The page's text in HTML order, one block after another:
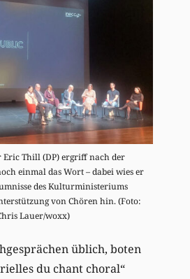
Thill (DP) ergriff nach der
einmal das Wort – dabei wies er
des Kulturministeriums
von Chören hin. (Foto:
Lauer/woxx)
üblich, boten
du chant choral“